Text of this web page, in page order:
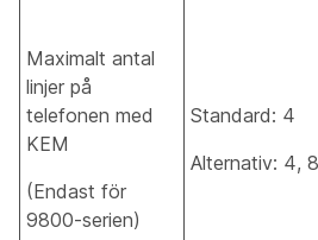
Maximalt antal
linjer på
telefonen med
KEM
(Endast för
9800-serien)
Standard: 4
Alternativ: 4, 8